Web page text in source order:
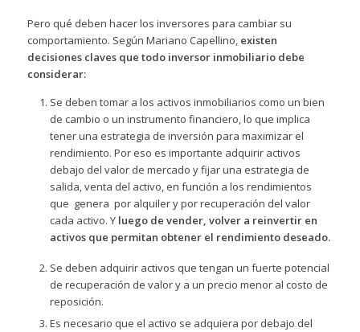
Pero qué deben hacer los inversores para cambiar su
comportamiento. Según Mariano Capellino, existen
decisiones claves que todo inversor inmobiliario debe
considerar:
Se deben tomar a los activos inmobiliarios como un bien
de cambio o un instrumento financiero, lo que implica
tener una estrategia de inversión para maximizar el
rendimiento. Por eso es importante adquirir activos
debajo del valor de mercado y fijar una estrategia de
salida, venta del activo, en función a los rendimientos
que genera por alquiler y por recuperación del valor
cada activo. Y luego de vender, volver a reinvertir en
activos que permitan obtener el rendimiento deseado.
Se deben adquirir activos que tengan un fuerte potencial
de recuperación de valor y a un precio menor al costo de
reposición.
Es necesario que el activo se adquiera por debajo del